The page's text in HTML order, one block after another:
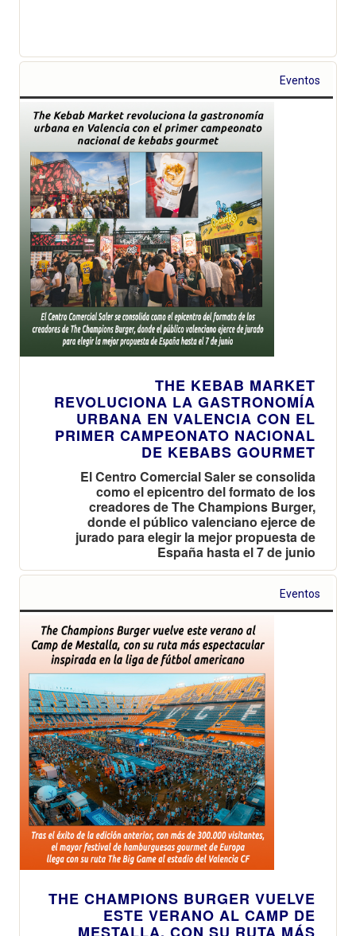
Eventos
THE KEBAB MARKET
REVOLUCIONA LA GASTRONOMÍA
URBANA EN VALENCIA CON EL
PRIMER CAMPEONATO NACIONAL
DE KEBABS GOURMET
El Centro Comercial Saler se consolida
como el epicentro del formato de los
creadores de The Champions Burger,
donde el público valenciano ejerce de
jurado para elegir la mejor propuesta de
España hasta el 7 de junio
Eventos
THE CHAMPIONS BURGER VUELVE
ESTE VERANO AL CAMP DE
MESTALLA, CON SU RUTA MÁS